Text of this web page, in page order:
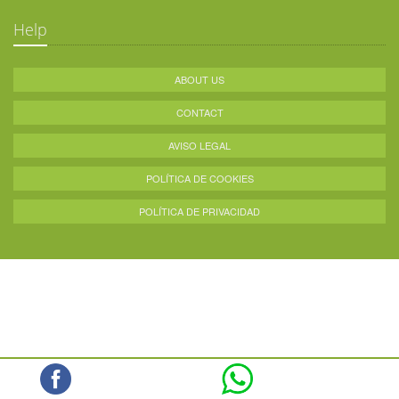
Help
ABOUT US
CONTACT
AVISO LEGAL
POLÍTICA DE COOKIES
POLÍTICA DE PRIVACIDAD